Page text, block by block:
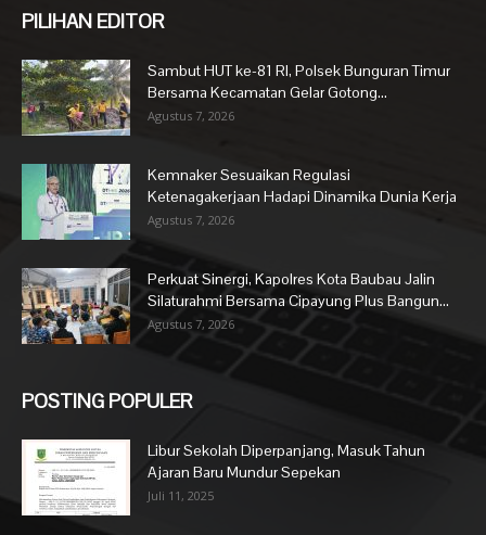
PILIHAN EDITOR
Sambut HUT ke-81 RI, Polsek Bunguran Timur
Bersama Kecamatan Gelar Gotong...
Agustus 7, 2026
Kemnaker Sesuaikan Regulasi
Ketenagakerjaan Hadapi Dinamika Dunia Kerja
Agustus 7, 2026
Perkuat Sinergi, Kapolres Kota Baubau Jalin
Silaturahmi Bersama Cipayung Plus Bangun...
Agustus 7, 2026
POSTING POPULER
Libur Sekolah Diperpanjang, Masuk Tahun
Ajaran Baru Mundur Sepekan
Juli 11, 2025